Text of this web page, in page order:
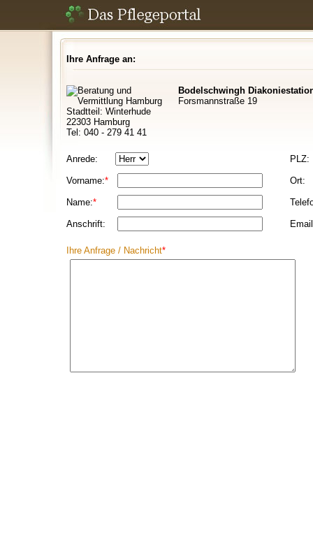
Ihre Anfrage an:
Bodelschwingh
Forsmannstraße 19
Stadtteil: Winterhude
22303 Hamburg
Tel: 040 - 279 41 41
Anrede: PLZ:
Vorname:* Ort:
Name:*
Anschrift:
Ihre Anfrage / Nachricht*